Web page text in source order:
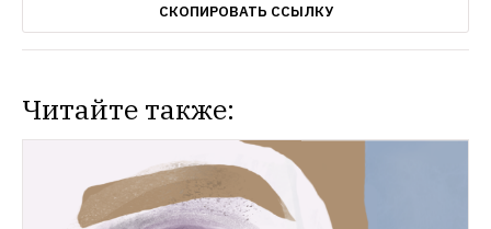
СКОПИРОВАТЬ ССЫЛКУ
Читайте также:
НОВОСТИ